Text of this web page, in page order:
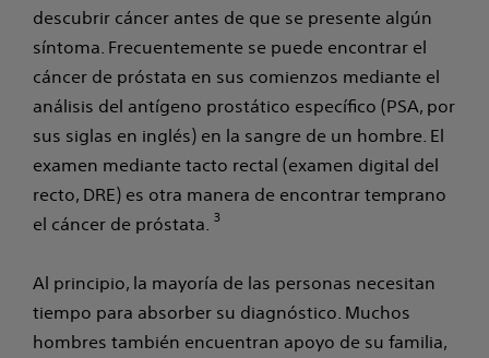
descubrir cáncer antes de que se presente algún
síntoma. Frecuentemente se puede encontrar el
cáncer de próstata en sus comienzos mediante el
análisis del antígeno prostático específico (PSA, por
sus siglas en inglés) en la sangre de un hombre. El
examen mediante tacto rectal (examen digital del
recto, DRE) es otra manera de encontrar temprano
el cáncer de próstata. 3
Al principio, la mayoría de las personas necesitan
tiempo para absorber su diagnóstico. Muchos
hombres también encuentran apoyo de su familia,